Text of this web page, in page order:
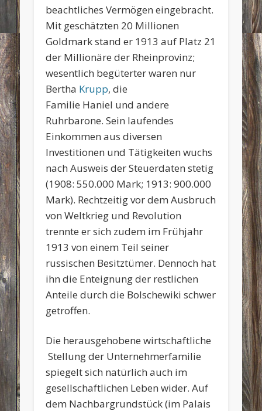
beachtliches Vermögen eingebracht.
Mit geschätzten 20 Millionen
Goldmark stand er 1913 auf Platz 21
der Millionäre der Rheinprovinz;
wesentlich begüterter waren nur
Bertha Krupp, die
Familie Haniel und andere
Ruhrbarone. Sein laufendes
Einkommen aus diversen
Investitionen und Tätigkeiten wuchs
nach Ausweis der Steuerdaten stetig
(1908: 550.000 Mark; 1913: 900.000
Mark). Rechtzeitig vor dem Ausbruch
von Weltkrieg und Revolution
trennte er sich zudem im Frühjahr
1913 von einem Teil seiner
russischen Besitztümer. Dennoch hat
ihn die Enteignung der restlichen
Anteile durch die Bolschewiki schwer
getroffen.
Die herausgehobene wirtschaftliche
Stellung der Unternehmerfamilie
spiegelt sich natürlich auch im
gesellschaftlichen Leben wider. Auf
dem Nachbargrundstück (im Palais